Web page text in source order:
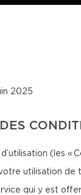
2025
(les «
utilisation de
qui y est